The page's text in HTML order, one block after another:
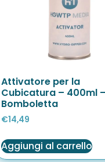
Attivatore per la
Cubicatura – 400ml –
Bomboletta
€14,49
Aggiungi al carrello